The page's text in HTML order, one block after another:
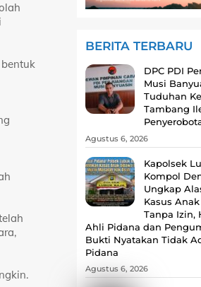
BERITA TERBARU
DPC PDI
Musi
Tuduhan
Tambang
Agustus 6, 2026
Kapolsek
Kompol
Ungkap
Kasus
Tanpa Izin,
Ahli Pidana dan
Bukti Nyatakan Tidak
Pidana
Agustus 6, 2026